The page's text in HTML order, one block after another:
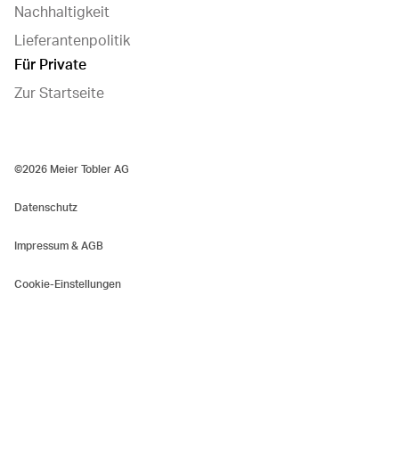
Nachhaltigkeit
Lieferantenpolitik
Für Private
Zur Startseite
©2026 Meier Tobler AG
Datenschutz
Impressum & AGB
Cookie-Einstellungen